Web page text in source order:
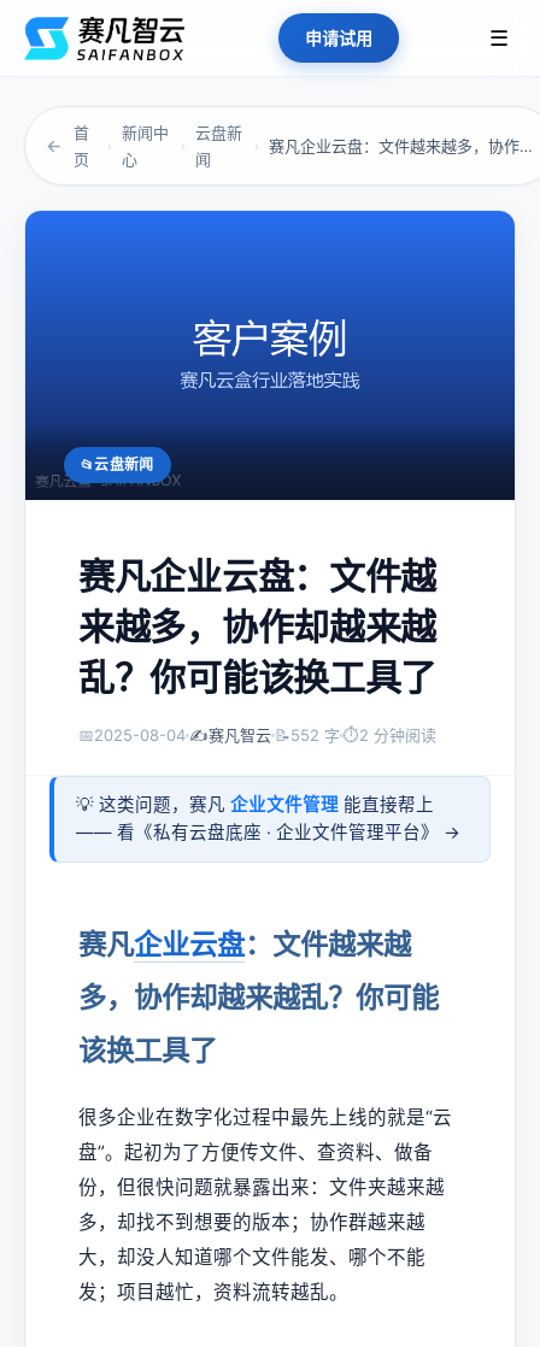
申请试用 ☰
←
首
页
›
新闻中
心
›
云盘新
闻
› 赛凡企业云盘：文件越来越多，协作却越来越乱？...
云盘新闻
赛凡企业云盘：文件越
来越多，协作却越来越
乱？你可能该换工具了
📅2025-08-04 ✍️赛凡智云 📝552 字 ⏱2 分钟阅读
💡 这类问题，赛凡 企业文件管理 能直接帮上
—— 看《私有云盘底座 · 企业文件管理平台》 →
赛凡企业云盘：文件越来越
多，协作却越来越乱？你可能
该换工具了
很多企业在数字化过程中最先上线的就是“云
盘”。起初为了方便传文件、查资料、做备
份，但很快问题就暴露出来：文件夹越来越
多，却找不到想要的版本；协作群越来越
大，却没人知道哪个文件能发、哪个不能
发；项目越忙，资料流转越乱。